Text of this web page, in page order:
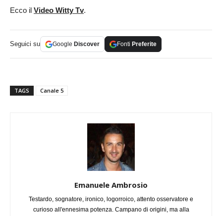
Ecco il Video Witty Tv.
Seguici su Google Discover Fonti Preferite
TAGS Canale 5
Emanuele Ambrosio
Testardo, sognatore, ironico, logorroico, attento osservatore e
curioso all'ennesima potenza. Campano di origini, ma alla